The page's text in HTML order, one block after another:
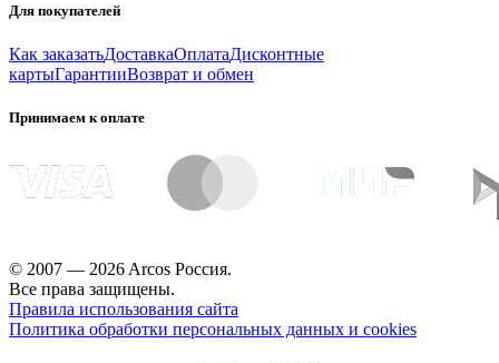
Для покупателей
Как заказатьДоставкаОплатаДисконтные
картыГарантииВозврат и обмен
Принимаем к оплате
© 2007 — 2026 Arcos Россия.
Все права защищены.
Правила использования сайта
Политика обработки персональных данных и cookies